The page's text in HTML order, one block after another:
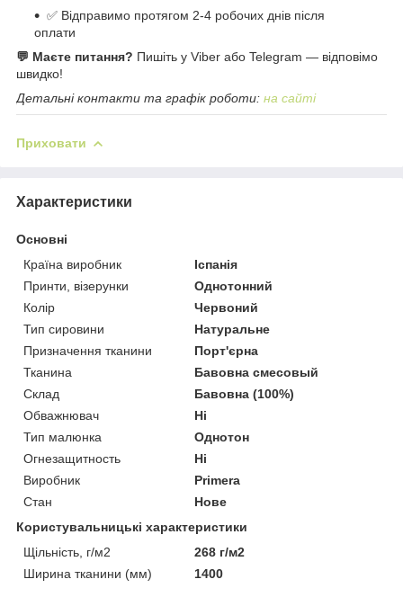
✅ Відправимо протягом 2-4 робочих днів після
оплати
💬 Маєте питання? Пишіть у Viber або Telegram — відповімо
швидко!
Детальні контакти та графік роботи: на сайті
Приховати
Характеристики
Основні
Країна виробник
Іспанія
Принти, візерунки
Однотонний
Колір
Червоний
Тип сировини
Натуральне
Призначення тканини
Порт'єрна
Тканина
Бавовна смесовый
Склад
Бавовна (100%)
Обважнювач
Ні
Тип малюнка
Однотон
Огнезащитность
Ні
Виробник
Primera
Стан
Нове
Користувальницькі характеристики
Щільність, г/м2
268 г/м2
Ширина тканини (мм)
1400